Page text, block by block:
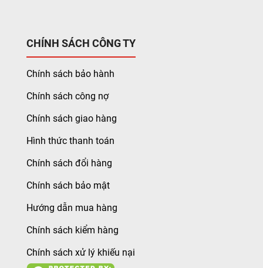
CHÍNH SÁCH CÔNG TY
Chính sách bảo hành
Chính sách công nợ
Chính sách giao hàng
Hình thức thanh toán
Chính sách đổi hàng
Chính sách bảo mật
Hướng dẫn mua hàng
Chính sách kiểm hàng
Chính sách xử lý khiếu nại